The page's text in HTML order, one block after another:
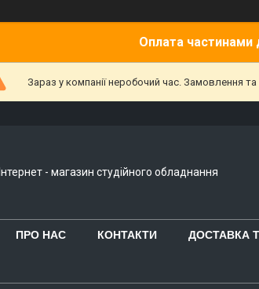
Оплата частинами
Зараз у компанії неробочий час. Замовлення
Інтернет - магазин студійного обладнання
ПРО НАС КОНТАКТИ ДОСТАВКА